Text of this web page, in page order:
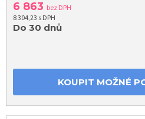
6 863 bez DPH
8 304,23 s DPH
Do 30 dnů
KOUPIT MOŽNÉ